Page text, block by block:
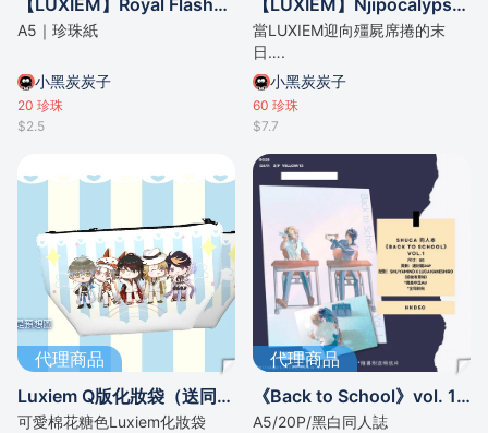
【LUXIEM】Royal Flash全員A5收藏卡
A5｜珍珠紙
小黑炭炭子
20 珍珠
$2.5
【LUXIEM】Njipocalypse延伸漫畫本
當LUXIEM迎向殭屍席捲的末
日….
小黑炭炭子
60 珍珠
$7.7
代理商品
Luxiem Q版化妝袋（送同款貼紙）
可愛棉花糖色Luxiem化妝袋
代理商品
《Back to School》vol. 1—Shuca同人本
A5/20P/黑白同人誌